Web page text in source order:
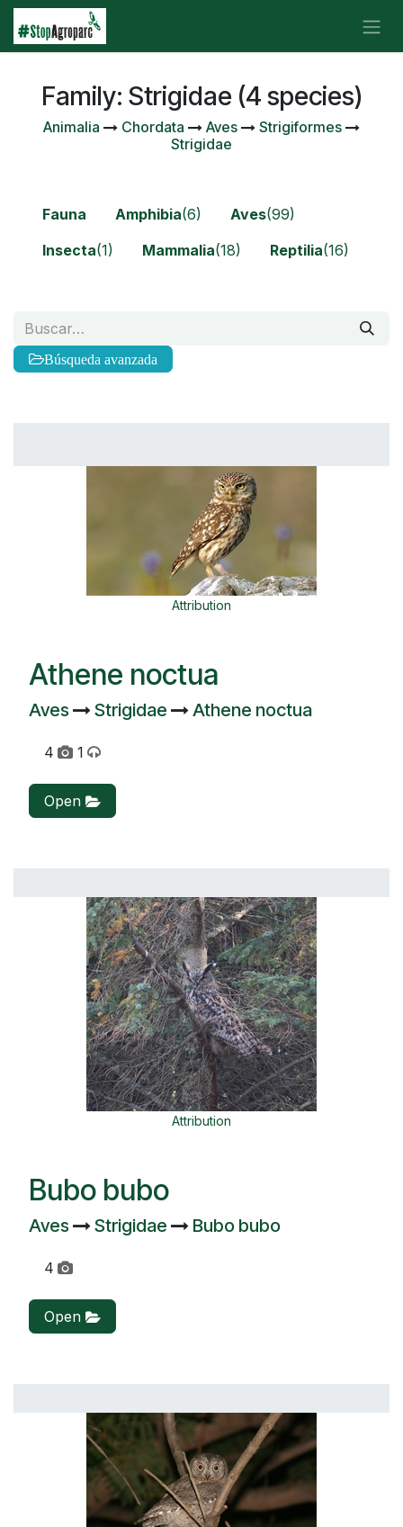
Ir al contenido
Family: Strigidae (4 species)
Animalia Chordata Aves
Strigiformes
Strigidae
Fauna Amphibia(6) Aves(99)
Insecta(1) Mammalia(18) Reptilia(16)
Búsqueda avanzada
Attribution
Athene noctua
Aves Strigidae Athene noctua
4 1
Open
Attribution
Bubo bubo
Aves Strigidae Bubo bubo
4
Open